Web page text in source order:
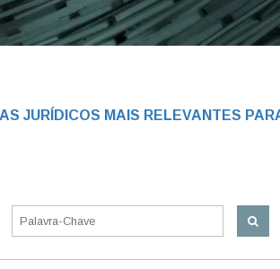
JURÍDICOS MAIS RELEVANTES